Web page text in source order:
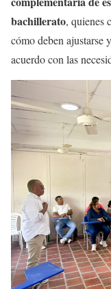
bachillerato, quienes
cómo deben ajustarse
acuerdo con las